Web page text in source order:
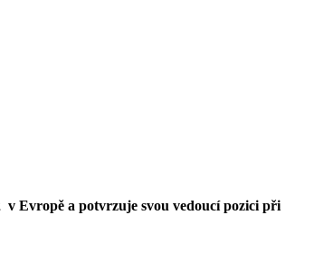
Evropě a potvrzuje svou vedoucí pozici při